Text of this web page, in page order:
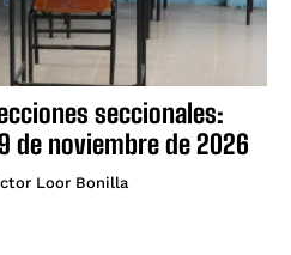
seccionales:
de noviembre de 2026
Loor Bonilla